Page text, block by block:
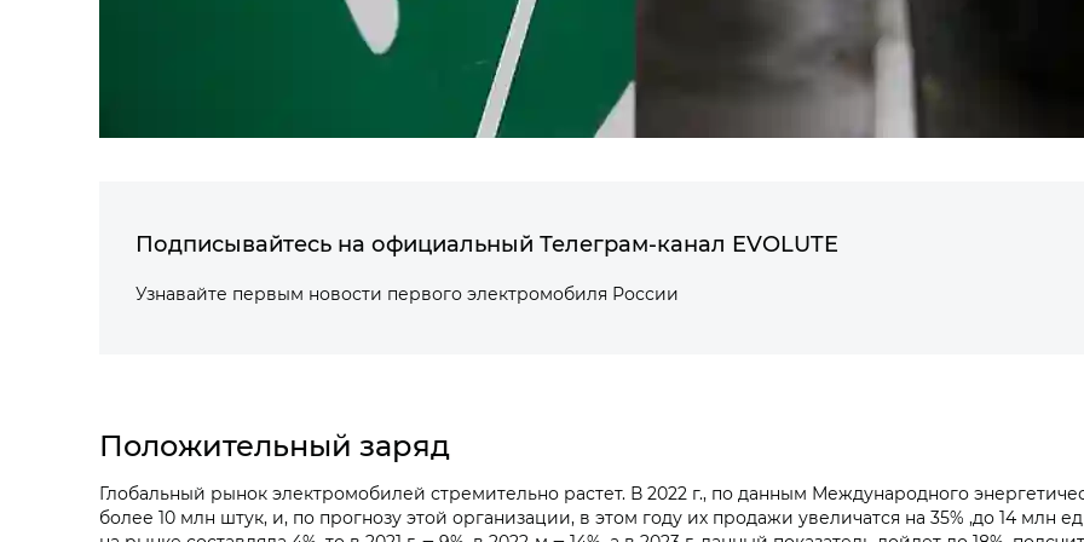
Подписывайтесь на официальный Телеграм-канал EVOLUTE
Узнавайте первым новости первого электромобиля России
Положительный заряд
Глобальный рынок электромобилей стремительно растет. В 2022 г., по данным Международного
более 10 млн штук, и, по прогнозу этой организации, в этом году их продажи увеличатся на 35% ,до 14 млн